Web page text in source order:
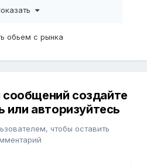
пока не входят —
через пять
Coinone.
в криптовалюты в
опасения касательно
обьем с рынка
создайте
или авторизуйтесь
чтобы оставить